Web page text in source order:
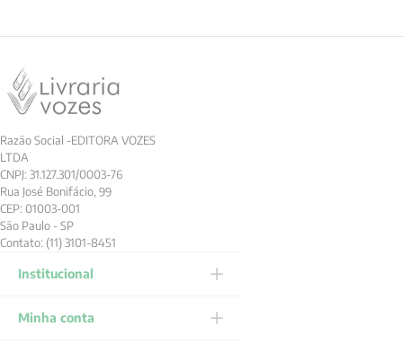
Razão Social -EDITORA VOZES
LTDA
CNPJ: 31.127.301/0003-76
Rua José Bonifácio, 99
CEP: 01003-001
São Paulo - SP
Contato: (11) 3101-8451
Institucional
Minha conta